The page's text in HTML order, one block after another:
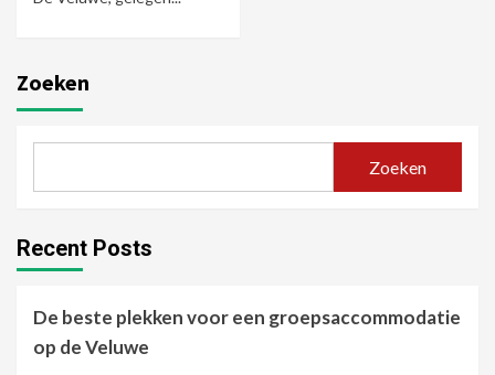
Zoeken
Zoeken
Recent Posts
De beste plekken voor een groepsaccommodatie
op de Veluwe